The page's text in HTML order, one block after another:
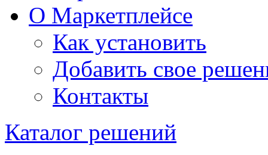
О Маркетплейсе
Как установить
Добавить свое
Контакты
Каталог решений